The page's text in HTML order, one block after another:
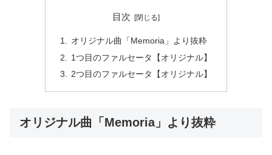
目次
オリジナル曲「Memoria」より抜粋
1つ目のファルセータ【オリジナル】
2つ目のファルセータ【オリジナル】
オリジナル曲「Memoria」より抜粋